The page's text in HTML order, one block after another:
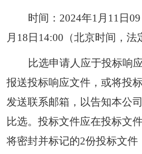
时间： 2024年1月11日
月18日14:00（北京时间，法
比选申请人应于投标响
报送投标响应文件，或将投
发送联系邮箱，以告知本公
比选。投标文件应在投标文
将密封并标记的2份投标文件